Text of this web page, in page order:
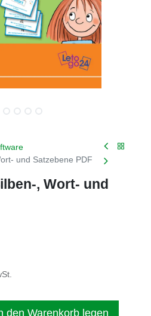
und Satzebene PDF
, Wort- und
den Warenkorb legen